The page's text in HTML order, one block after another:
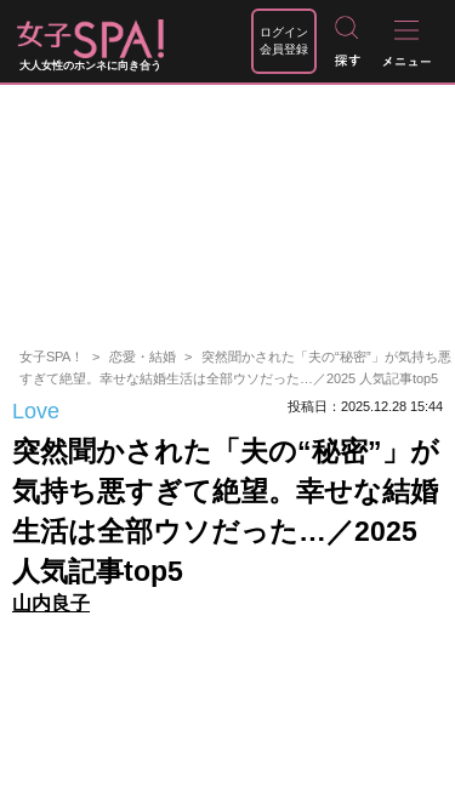
大人女性のホンネに向き合う
ログイン
会員登録
女子SPA！ 恋愛・結婚
突然聞かされた「夫の“秘密”」が気持ち悪
すぎて絶望。幸せな結婚生活は全部ウソだった…／2025 人気記事top5
Love 投稿日：2025.12.28 15:44
突然聞かされた「夫の“秘密”」が
気持ち悪すぎて絶望。幸せな結婚
生活は全部ウソだった…／2025
人気記事top5
山内良子